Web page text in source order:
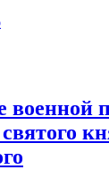
военной